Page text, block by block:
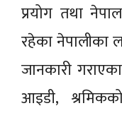
प्रयोग तथा
रहेका नेपालीका
जानकारी
आइडी,